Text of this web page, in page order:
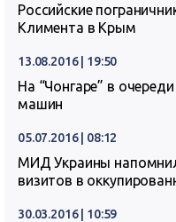
Российские
Климента в Крым
13.08.2016 | 19:50
На “Чонгаре” в
машин
05.07.2016 | 08:12
МИД Украины
визитов в
30.03.2016 | 10:59